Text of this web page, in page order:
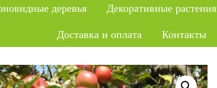
деревья Декоративные растения
Доставка и оплата
Контакты